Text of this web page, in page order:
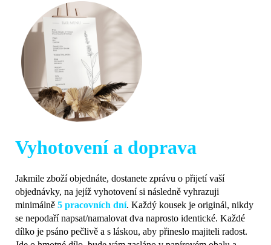
Vyhotovení a doprava
Jakmile zboží objednáte, dostanete zprávu o přijetí vaší
objednávky, na jejíž vyhotovení si následně vyhrazuji
minimálně 5 pracovních dní. Každý kousek je originál, nikdy
se nepodaří napsat/namalovat dva naprosto identické. Každé
dílko je psáno pečlivě a s láskou, aby přineslo majiteli radost.